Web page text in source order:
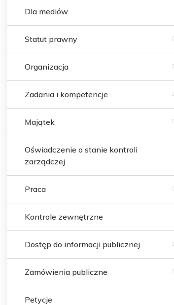
Dla mediów
Statut prawny
Organizacja
Zadania i kompetencje
Majątek
Oświadczenie o stanie kontroli
zarządczej
Praca
Kontrole zewnętrzne
Dostęp do informacji publicznej
Zamówienia publiczne
Petycje